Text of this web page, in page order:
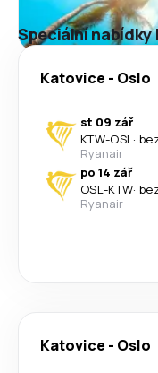
Speciální nabídky
Katovice - Oslo
st 09 zář
KTW-OSL·
Ryanair
po 14 zář
OSL-KTW·
Ryanair
Katovice - Oslo